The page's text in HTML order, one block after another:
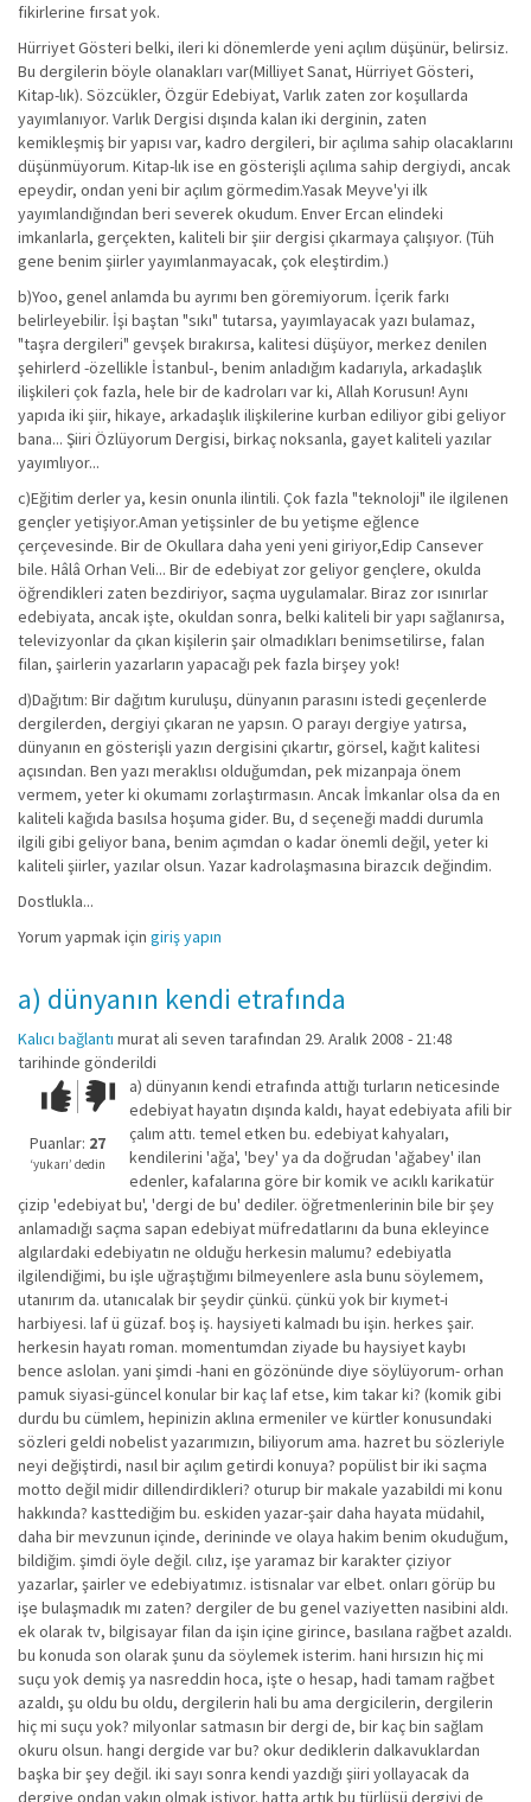
fikirlerine fırsat yok.
Hürriyet Gösteri belki, ileri ki dönemlerde yeni açılım düşünür, belirsiz.
Bu dergilerin böyle olanakları var(Milliyet Sanat, Hürriyet Gösteri,
Kitap-lık). Sözcükler, Özgür Edebiyat, Varlık zaten zor koşullarda
yayımlanıyor. Varlık Dergisi dışında kalan iki derginin, zaten
kemikleşmiş bir yapısı var, kadro dergileri, bir açılıma sahip olacaklarını
düşünmüyorum. Kitap-lık ise en gösterişli açılıma sahip dergiydi, ancak
epeydir, ondan yeni bir açılım görmedim.Yasak Meyve'yi ilk
yayımlandığından beri severek okudum. Enver Ercan elindeki
imkanlarla, gerçekten, kaliteli bir şiir dergisi çıkarmaya çalışıyor. (Tüh
gene benim şiirler yayımlanmayacak, çok eleştirdim.)
b)Yoo, genel anlamda bu ayrımı ben göremiyorum. İçerik farkı
belirleyebilir. İşi baştan "sıkı" tutarsa, yayımlayacak yazı bulamaz,
"taşra dergileri" gevşek bırakırsa, kalitesi düşüyor, merkez denilen
şehirlerd -özellikle İstanbul-, benim anladığım kadarıyla, arkadaşlık
ilişkileri çok fazla, hele bir de kadroları var ki, Allah Korusun! Aynı
yapıda iki şiir, hikaye, arkadaşlık ilişkilerine kurban ediliyor gibi geliyor
bana... Şiiri Özlüyorum Dergisi, birkaç noksanla, gayet kaliteli yazılar
yayımlıyor...
c)Eğitim derler ya, kesin onunla ilintili. Çok fazla "teknoloji" ile ilgilenen
gençler yetişiyor.Aman yetişsinler de bu yetişme eğlence
çerçevesinde. Bir de Okullara daha yeni yeni giriyor,Edip Cansever
bile. Hâlâ Orhan Veli... Bir de edebiyat zor geliyor gençlere, okulda
öğrendikleri zaten bezdiriyor, saçma uygulamalar. Biraz zor ısınırlar
edebiyata, ancak işte, okuldan sonra, belki kaliteli bir yapı sağlanırsa,
televizyonlar da çıkan kişilerin şair olmadıkları benimsetilirse, falan
filan, şairlerin yazarların yapacağı pek fazla birşey yok!
d)Dağıtım: Bir dağıtım kuruluşu, dünyanın parasını istedi geçenlerde
dergilerden, dergiyi çıkaran ne yapsın. O parayı dergiye yatırsa,
dünyanın en gösterişli yazın dergisini çıkartır, görsel, kağıt kalitesi
açısından. Ben yazı meraklısı olduğumdan, pek mizanpaja önem
vermem, yeter ki okumamı zorlaştırmasın. Ancak İmkanlar olsa da en
kaliteli kağıda basılsa hoşuma gider. Bu, d seçeneği maddi durumla
ilgili gibi geliyor bana, benim açımdan o kadar önemli değil, yeter ki
kaliteli şiirler, yazılar olsun. Yazar kadrolaşmasına birazcık değindim.
Dostlukla...
Yorum yapmak için giriş yapın
a) dünyanın kendi etrafında
Kalıcı bağlantı murat ali seven tarafından 29. Aralık 2008 - 21:48
tarihinde gönderildi
Çok iyi!O
kadar
iyi
değil!
Puanlar: 27
‘yukarı’ dedin
a) dünyanın kendi etrafında attığı turların neticesinde
edebiyat hayatın dışında kaldı, hayat edebiyata afili bir
çalım attı. temel etken bu. edebiyat kahyaları,
kendilerini 'ağa', 'bey' ya da doğrudan 'ağabey' ilan
edenler, kafalarına göre bir komik ve acıklı karikatür
çizip 'edebiyat bu', 'dergi de bu' dediler. öğretmenlerinin bile bir şey
anlamadığı saçma sapan edebiyat müfredatlarını da buna ekleyince
algılardaki edebiyatın ne olduğu herkesin malumu? edebiyatla
ilgilendiğimi, bu işle uğraştığımı bilmeyenlere asla bunu söylemem,
utanırım da. utanıcalak bir şeydir çünkü. çünkü yok bir kıymet-i
harbiyesi. laf ü güzaf. boş iş. haysiyeti kalmadı bu işin. herkes şair.
herkesin hayatı roman. momentumdan ziyade bu haysiyet kaybı
bence aslolan. yani şimdi -hani en gözönünde diye söylüyorum- orhan
pamuk siyasi-güncel konular bir kaç laf etse, kim takar ki? (komik gibi
durdu bu cümlem, hepinizin aklına ermeniler ve kürtler konusundaki
sözleri geldi nobelist yazarımızın, biliyorum ama. hazret bu sözleriyle
neyi değiştirdi, nasıl bir açılım getirdi konuya? popülist bir iki saçma
motto değil midir dillendirdikleri? oturup bir makale yazabildi mi konu
hakkında? kasttediğim bu. eskiden yazar-şair daha hayata müdahil,
daha bir mevzunun içinde, derininde ve olaya hakim benim okuduğum,
bildiğim. şimdi öyle değil. cılız, işe yaramaz bir karakter çiziyor
yazarlar, şairler ve edebiyatımız. istisnalar var elbet. onları görüp bu
işe bulaşmadık mı zaten? dergiler de bu genel vaziyetten nasibini aldı.
ek olarak tv, bilgisayar filan da işin içine girince, basılana rağbet azaldı.
bu konuda son olarak şunu da söylemek isterim. hani hırsızın hiç mi
suçu yok demiş ya nasreddin hoca, işte o hesap, hadi tamam rağbet
azaldı, şu oldu bu oldu, dergilerin hali bu ama dergicilerin, dergilerin
hiç mi suçu yok? milyonlar satmasın bir dergi de, bir kaç bin sağlam
okuru olsun. hangi dergide var bu? okur dediklerin dalkavuklardan
başka bir şey değil. iki sayı sonra kendi yazdığı şiiri yollayacak da
dergiye ondan yakın olmak istiyor. hatta artık bu türlüsü dergiyi de